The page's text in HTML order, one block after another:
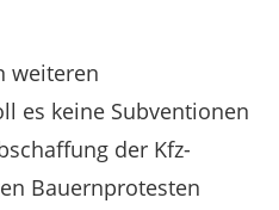
weiteren
es keine Subventionen
der Kfz-
Bauernprotesten